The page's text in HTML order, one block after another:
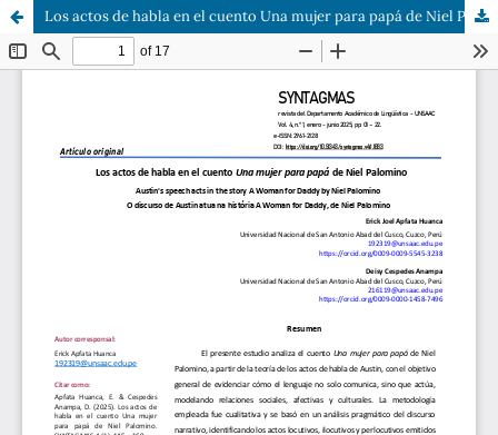
Los actos de habla en el cuento Una mujer para papá de Niel Palomino Gonzales